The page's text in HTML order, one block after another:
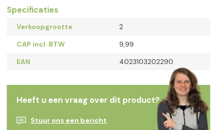
Specificaties
Verkoopgrootte
2
CAP incl. BTW
9,99
EAN
4023103202290
Heeft u een vraag over dit product?
Stuur ons een bericht